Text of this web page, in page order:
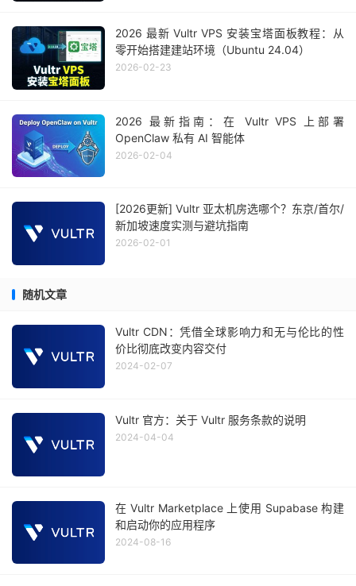
2026 最新 Vultr VPS 安装宝塔面板教程：从
零开始搭建建站环境（Ubuntu 24.04）
2026-02-23
2026 最新指南：在 Vultr VPS 上部署
OpenClaw 私有 AI 智能体
2026-02-04
[2026更新] Vultr 亚太机房选哪个？东京/首尔/
新加坡速度实测与避坑指南
2026-02-01
随机文章
Vultr CDN：凭借全球影响力和无与伦比的性
价比彻底改变内容交付
2024-02-07
Vultr 官方：关于 Vultr 服务条款的说明
2024-04-04
在 Vultr Marketplace 上使用 Supabase 构建
和启动你的应用程序
2024-08-16